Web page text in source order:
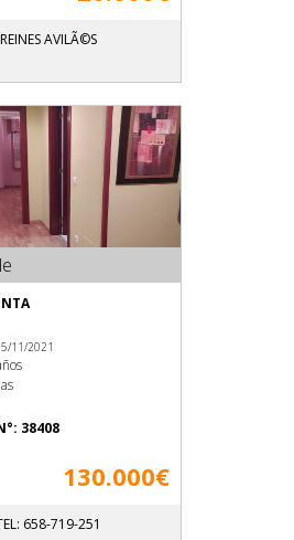
REINES AVILÃ©S
11/2021
38408
130.000€
658-719-251